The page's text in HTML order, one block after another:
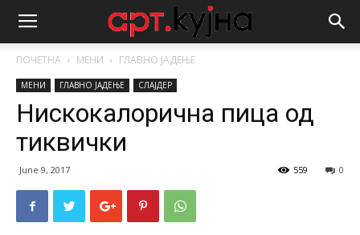
ПОЧЕТНА МЕНИ ГЛАВНО ЈАДЕЊЕ
МЕНИ ГЛАВНО ЈАДЕЊЕ СЛАЈДЕР
Нискокалорична пица од
тиквички
June 9, 2017 0
559